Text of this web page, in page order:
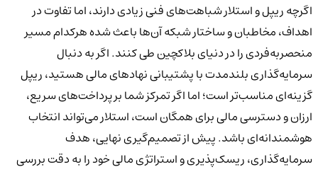
اگرچه ریپل و استلار شباهت‌های فنی زیادی دارند، اما تفاوت در
اهداف، مخاطبان و ساختار شبکه آن‌ها باعث شده هرکدام مسیر
منحصربه‌فردی را در دنیای بلاکچین طی کنند. اگر به دنبال
سرمایه‌گذاری بلندمدت با پشتیبانی نهادهای مالی هستید،ریپل
گزینه‌ای مناسب‌تر است؛ اما اگر تمرکز شما بر پرداخت‌های سریع،
ارزان و دسترسی مالی برای همگان است،استلارمی‌تواند انتخاب
هوشمندانه‌ای باشد. پیش از تصمیم‌گیری نهایی، هدف
سرمایه‌گذاری، ریسک‌پذیری و استراتژی مالی خود را به دقت بررسی